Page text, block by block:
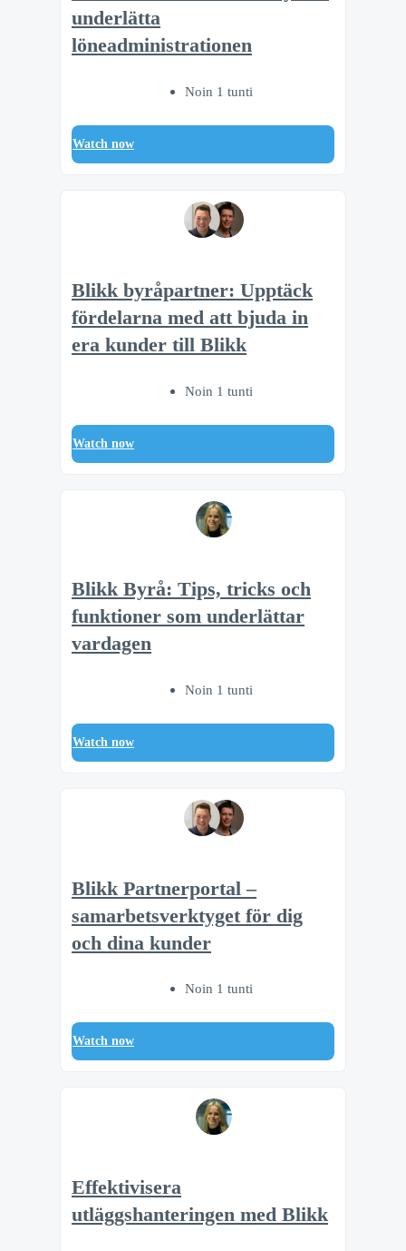
underlätta
löneadministrationen
Noin 1 tunti
Watch now
Blikk byråpartner: Upptäck
fördelarna med att bjuda in
era kunder till Blikk
Noin 1 tunti
Watch now
Blikk Byrå: Tips, tricks och
funktioner som underlättar
vardagen
Noin 1 tunti
Watch now
Blikk Partnerportal –
samarbetsverktyget för dig
och dina kunder
Noin 1 tunti
Watch now
Effektivisera
utläggshanteringen med Blikk